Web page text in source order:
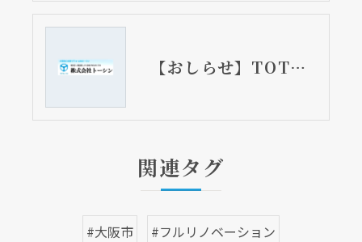
【おしらせ】TOTO 秋のショールームフェア2023
関連タグ
#大阪市 #フルリノベーション